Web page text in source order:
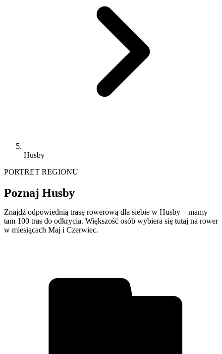
Husby
PORTRET REGIONU
Poznaj Husby
Znajdź odpowiednią trasę rowerową dla siebie w Husby – mamy
tam 100 tras do odkrycia. Większość osób wybiera się tutaj na rower
w miesiącach Maj i Czerwiec.